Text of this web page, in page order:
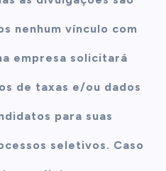
nenhum vínculo com
empresa solicitará
de taxas e/ou dados
para suas
seletivos. Caso